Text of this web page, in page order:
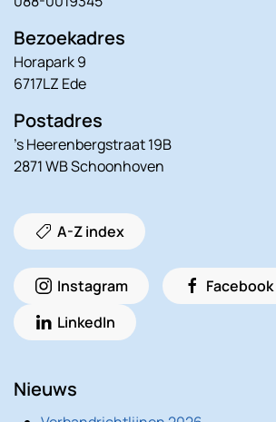
Bezoekadres
Horapark 9
6717LZ Ede
Postadres
’s Heerenbergstraat 19B
2871 WB Schoonhoven
A-Z index
Instagram
Facebook
LinkedIn
Nieuws